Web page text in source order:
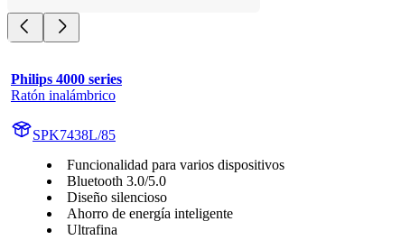
Philips 4000 series
Ratón inalámbrico
SPK7438L/85
Funcionalidad para varios dispositivos
Bluetooth 3.0/5.0
Diseño silencioso
Ahorro de energía inteligente
Ultrafina